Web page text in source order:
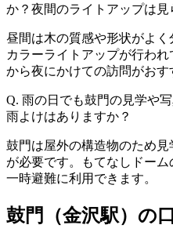
か？夜間のライトアップは見
昼間は木の質感や形状がよ
カラーライトアップが行わ
から夜にかけての訪問がおす
Q. 雨の日でも鼓門の見学や
雨よけはありますか？
鼓門は屋外の構造物のため
が必要です。もてなしドー
一時避難に利用できます。
鼓門（金沢駅）の